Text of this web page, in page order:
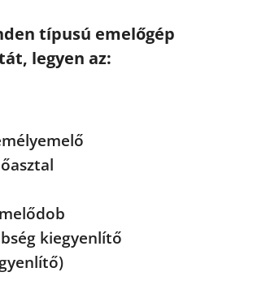
típusú emelőgép
legyen az:
kiegyenlítő